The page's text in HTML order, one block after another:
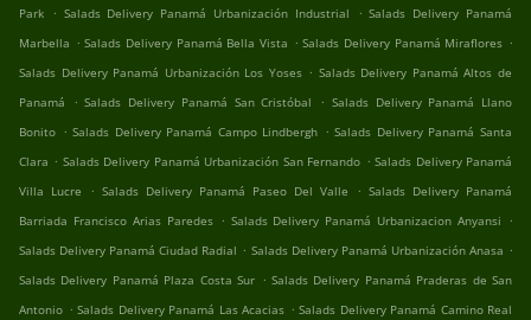
Park . Salads Delivery Panamá Urbanización Industrial . Salads Delivery Panamá
Marbella . Salads Delivery Panamá Bella Vista . Salads Delivery Panamá Miraflores .
Salads Delivery Panamá Urbanización Los Yoses . Salads Delivery Panamá Altos de
Panamá
. Salads Delivery Panamá San Cristóbal . Salads Delivery Panamá Llano
Bonito . Salads Delivery Panamá Campo Lindbergh . Salads Delivery Panamá Santa
Clara . Salads Delivery Panamá Urbanización San Fernando . Salads Delivery Panamá
Villa Lucre
. Salads Delivery Panamá Paseo Del Valle . Salads Delivery Panamá
Barriada Francisco Arias Paredes . Salads Delivery Panamá Urbanizacion Anyansi .
Salads Delivery Panamá Ciudad Radial . Salads Delivery Panamá Urbanización Anasa .
Salads Delivery Panamá Plaza Costa Sur . Salads Delivery Panamá Praderas de San
Antonio . Salads Delivery Panamá Las Acacias . Salads Delivery Panamá Camino Real